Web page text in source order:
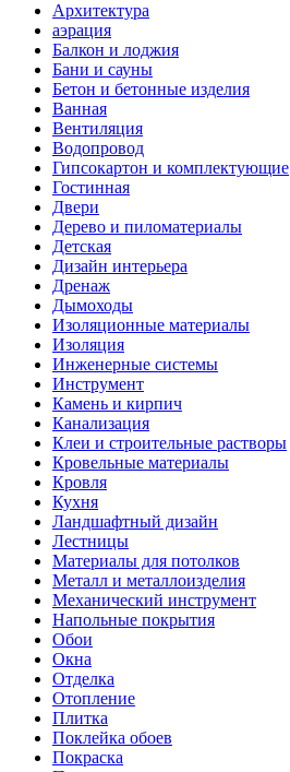
Архитектура
аэрация
Балкон и лоджия
Бани и сауны
Бетон и бетонные изделия
Ванная
Вентиляция
Водопровод
Гипсокартон и комплектующие
Гостинная
Двери
Дерево и пиломатериалы
Детская
Дизайн интерьера
Дренаж
Дымоходы
Изоляционные материалы
Изоляция
Инженерные системы
Инструмент
Камень и кирпич
Канализация
Клеи и строительные растворы
Кровельные материалы
Кровля
Кухня
Ландшафтный дизайн
Лестницы
Материалы для потолков
Металл и металлоизделия
Механический инструмент
Напольные покрытия
Обои
Окна
Отделка
Отопление
Плитка
Поклейка обоев
Покраска